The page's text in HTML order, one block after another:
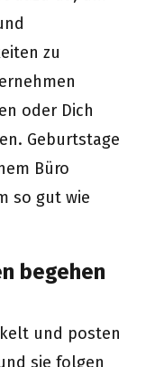
zu
oder Dich
Geburtstage
Büro
so gut wie
begehen
und posten
sie folgen